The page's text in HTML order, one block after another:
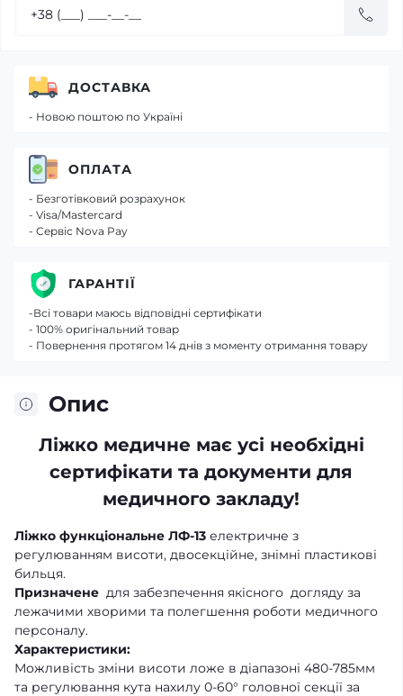
Опис
Ліжко медичне має усі необхідні
сертифікати та документи для
медичного закладу!
Ліжко функціональне ЛФ-13 електричне з
регулюванням висоти, двосекційне, знімні пластикові
бильця.
Призначене для забезпечення якісного догляду за
лежачими хворими та полегшення роботи медичного
персоналу.
Характеристики:
Можливість зміни висоти ложе в діапазоні 480-785мм
та регулювання кута нахилу 0-60° головної секції за
ДОСТАВКА
- Новою поштою по Україні
ОПЛАТА
- Безготівковий розрахунок
- Visa/Mastercard
- Сервіс Nova Pay
ГАРАНТІЇ
-Всі товари маюсь відповідні сертифікати
- 100% оригінальний товар
- Повернення протягом 14 днів з моменту отримання товару